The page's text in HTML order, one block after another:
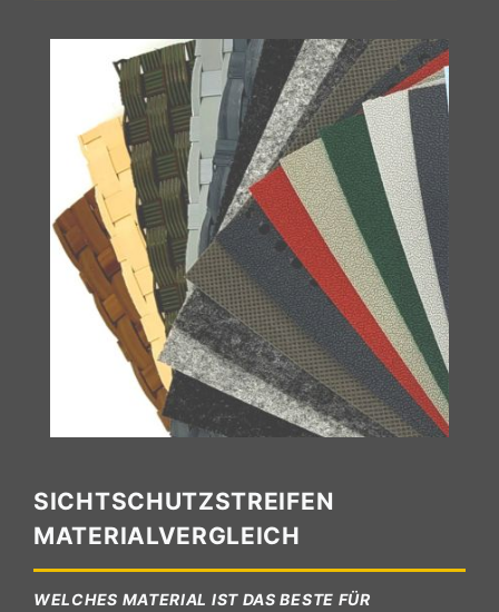
SICHTSCHUTZSTREIFEN
MATERIALVERGLEICH
WELCHES MATERIAL IST DAS BESTE FÜR